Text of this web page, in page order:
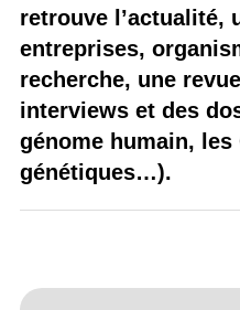
retrouve l’actualité,
entreprises,
recherche, une
interviews et des
génome humain,
génétiques…).